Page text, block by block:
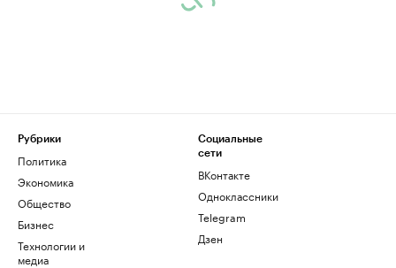
Рубрики
Политика
Экономика
Общество
Бизнес
Технологии и
медиа
Социальные
сети
ВКонтакте
Одноклассники
Telegram
Дзен